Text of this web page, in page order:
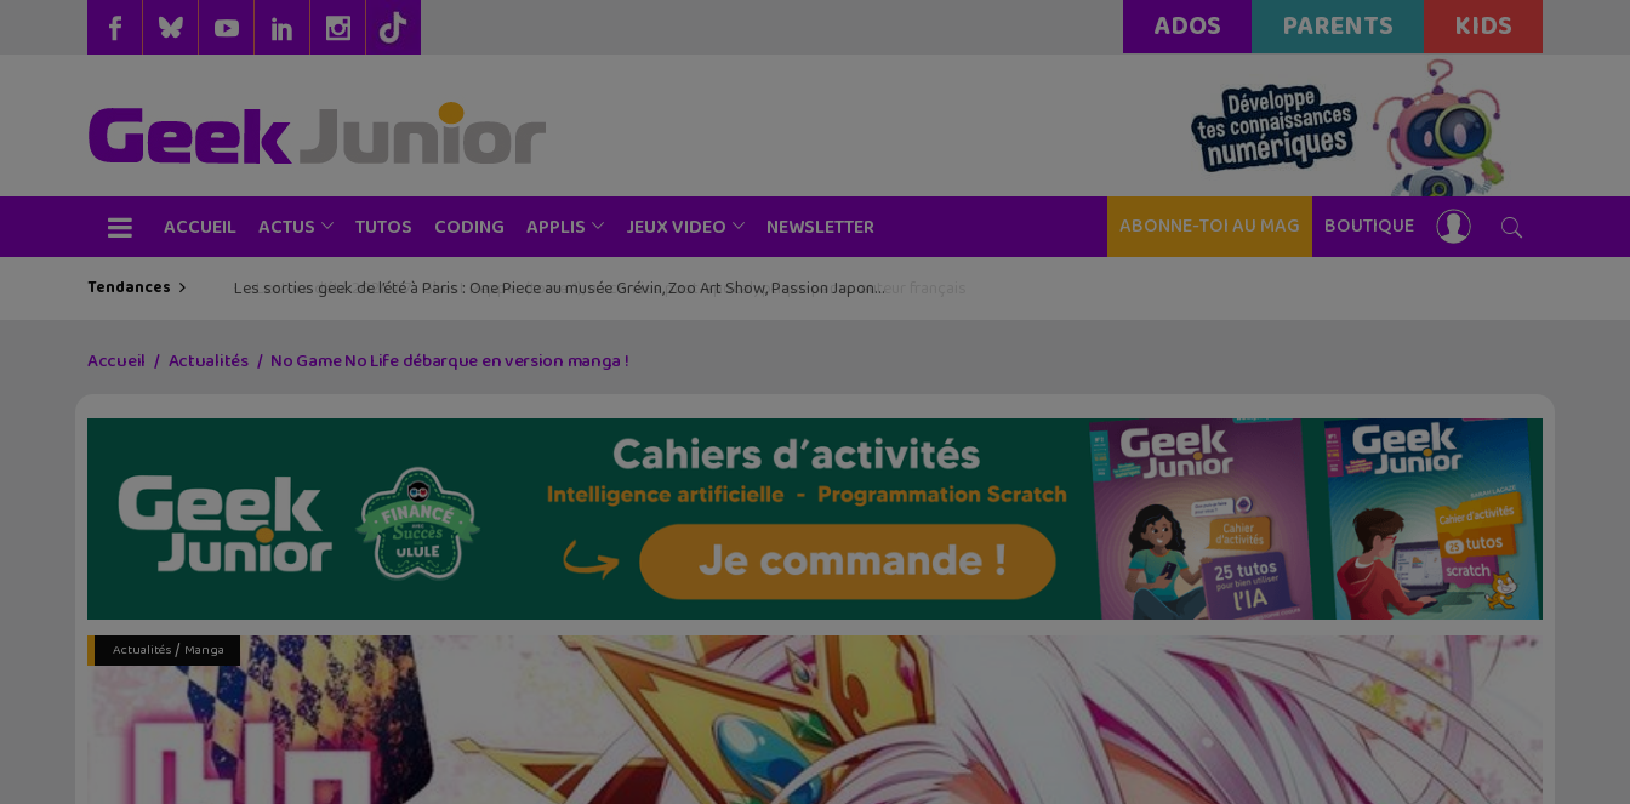
ADOS PARENTS KIDS
ACCUEIL ACTUS TUTOS CODING APPLIS JEUX VIDEO NEWSLETTER ABONNE-TOI AU MAG BOUTIQUE
Tendances Les sorties geek de l’été à Paris : One Piece au musée Grévin, Zoo Art Show, Passion Japon…
Accueil Actualités No Game No Life débarque en version manga !
Actualités/ Manga